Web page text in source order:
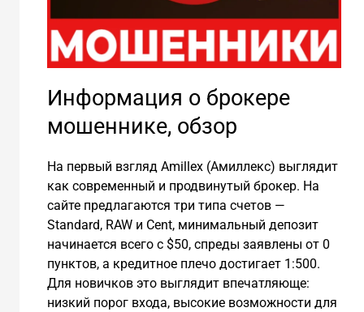
Информация о брокере
мошеннике, обзор
На первый взгляд Amillex (Амиллекс) выглядит
как современный и продвинутый брокер. На
сайте предлагаются три типа счетов —
Standard, RAW и Cent, минимальный депозит
начинается всего с $50, спреды заявлены от 0
пунктов, а кредитное плечо достигает 1:500.
Для новичков это выглядит впечатляюще:
низкий порог входа, высокие возможности для